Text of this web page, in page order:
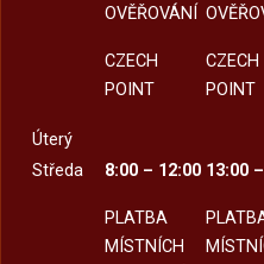
OVĚŘOVÁNÍ
CZECH
POINT
CZECH
POINT
Úterý
Středa
8:00 – 12:00
PLATBA
MÍSTNÍCH
13:00